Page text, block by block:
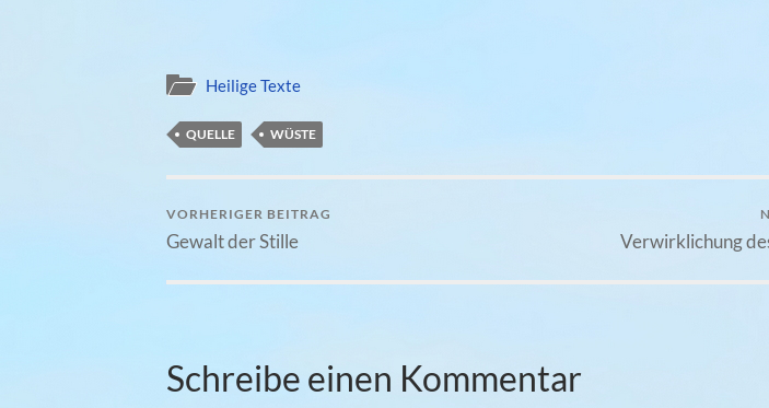
Heilige Texte
QUELLE WÜSTE
VORHERIGER BEITRAG
Gewalt der Stille Verwirklichung
Schreibe einen Kommentar